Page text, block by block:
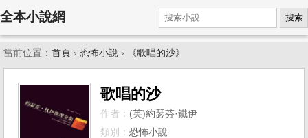
全本小說網 搜索
當前位置： 首頁 › 恐怖小說 › 《歌唱的沙》
歌唱的沙
作者： (英)約瑟芬·鐵伊
類別： 恐怖小說